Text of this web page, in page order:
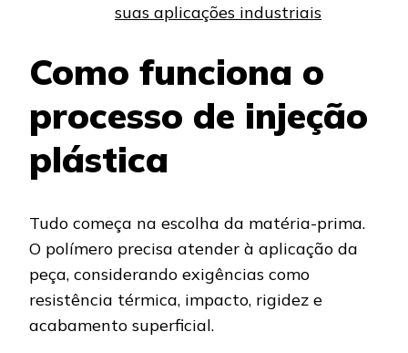
suas aplicações industriais
Como funciona o
processo de injeção
plástica
Tudo começa na escolha da matéria-prima.
O polímero precisa atender à aplicação da
peça, considerando exigências como
resistência térmica, impacto, rigidez e
acabamento superficial.